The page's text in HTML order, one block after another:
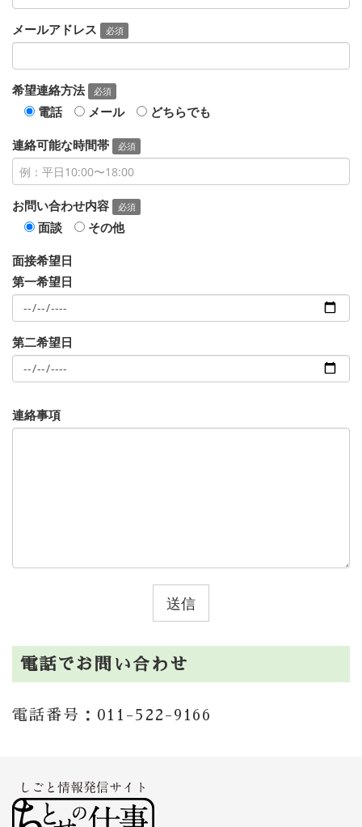
メールアドレス 必須
希望連絡方法 必須
電話 メール どちらでも
連絡可能な時間帯 必須
お問い合わせ内容 必須
面談 その他
面接希望日
第一希望日
第二希望日
連絡事項
電話でお問い合わせ
電話番号：011-522-9166